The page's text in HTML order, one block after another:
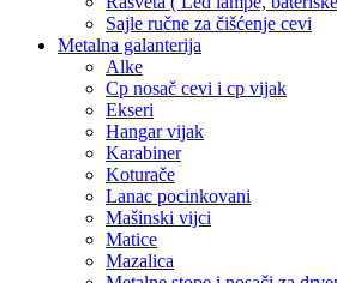
Sajle ručne za čišćenje cevi
Metalna galanterija
Alke
Cp nosač cevi i cp vijak
Ekseri
Hangar vijak
Karabiner
Koturače
Lanac pocinkovani
Mašinski vijci
Matice
Mazalica